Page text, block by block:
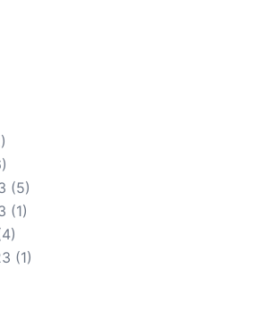
(5)
(1)
(1)